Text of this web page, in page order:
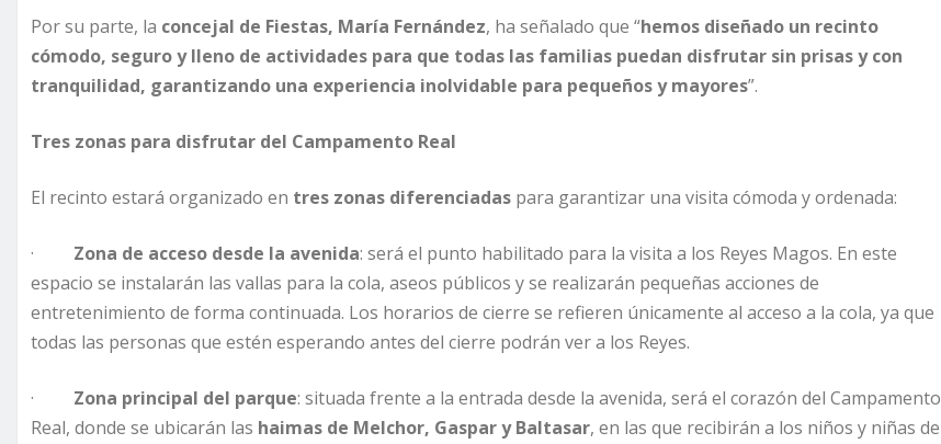
Por su parte, la concejal de Fiestas, María Fernández, ha señalado que “hemos diseñado un recinto
cómodo, seguro y lleno de actividades para que todas las familias puedan disfrutar sin prisas y con
tranquilidad, garantizando una experiencia inolvidable para pequeños y mayores”.
Tres zonas para disfrutar del Campamento Real
El recinto estará organizado en tres zonas diferenciadas para garantizar una visita cómoda y ordenada:
· Zona de acceso desde la avenida: será el punto habilitado para la visita a los Reyes Magos. En este
espacio se instalarán las vallas para la cola, aseos públicos y se realizarán pequeñas acciones de
entretenimiento de forma continuada. Los horarios de cierre se refieren únicamente al acceso a la cola, ya que
todas las personas que estén esperando antes del cierre podrán ver a los Reyes.
· Zona principal del parque: situada frente a la entrada desde la avenida, será el corazón del Campamento
Real, donde se ubicarán las haimas de Melchor, Gaspar y Baltasar, en las que recibirán a los niños y niñas de